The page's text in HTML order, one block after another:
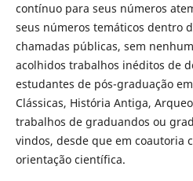
contínuo para seus números
seus números temáticos dentro
chamadas públicas, sem
acolhidos trabalhos inéditos de
estudantes de pós-graduação
Clássicas, História Antiga,
trabalhos de graduandos ou
vindos, desde que em coautoria
orientação científica.